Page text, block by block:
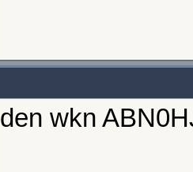
den wkn